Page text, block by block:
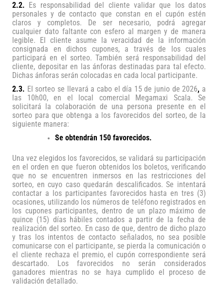
2.2. Es responsabilidad del cliente validar que los datos
personales y de contacto que constan en el cupón estén
claros y completos. De ser necesario, podrá agregar
cualquier dato faltante con esfero al margen y de manera
legible. El cliente asume la veracidad de la información
consignada en dichos cupones, a través de los cuales
participará en el sorteo. También será responsabilidad del
cliente, depositar en las ánforas destinadas para tal efecto.
Dichas ánforas serán colocadas en cada local participante.
2.3. El sorteo se llevará a cabo el día 15 de junio de 2026, a
las 10h00, en el local comercial Megamaxi Scala. Se
solicitará la colaboración de una persona presente en el
sorteo para que obtenga a los favorecidos del sorteo, de la
siguiente manera:
Se obtendrán 150 favorecidos.
Una vez elegidos los favorecidos, se validará su participación
en el orden en que fueron obtenidos los boletos, verificando
que no se encuentren inmersos en las restricciones del
sorteo, en cuyo caso quedarán descalificados. Se intentará
contactar a los participantes favorecidos hasta en tres (3)
ocasiones, utilizando los números de teléfono registrados en
los cupones participantes, dentro de un plazo máximo de
quince (15) días hábiles contados a partir de la fecha de
realización del sorteo. En caso de que, dentro de dicho plazo
y tras los intentos de contacto señalados, no sea posible
comunicarse con el participante, se pierda la comunicación o
el cliente rechaza el premio, el cupón correspondiente será
descartado. Los favorecidos no serán considerados
ganadores mientras no se haya cumplido el proceso de
validación detallado.